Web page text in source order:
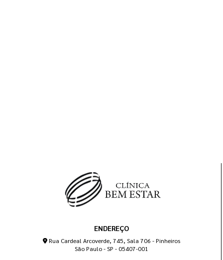
ENDEREÇO
Rua Cardeal Arcoverde, 745, Sala 706 - Pinheiros
São Paulo - SP - 05407-001